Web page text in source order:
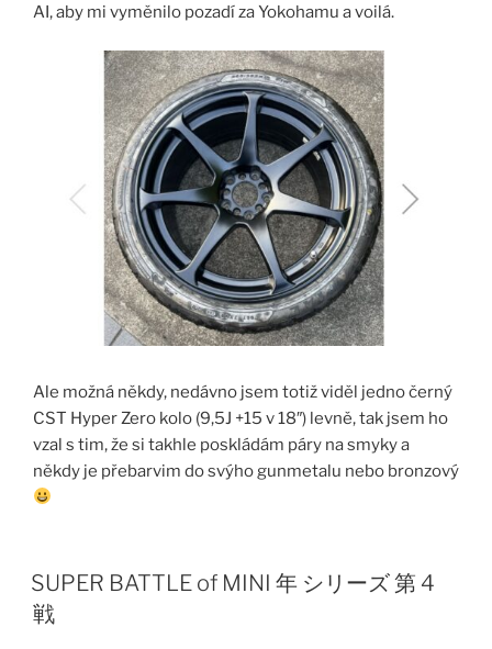
AI, aby mi vyměnilo pozadí za Yokohamu a voilá.
Ale možná někdy, nedávno jsem totiž viděl jedno černý
CST Hyper Zero kolo (9,5J +15 v 18″) levně, tak jsem ho
vzal s tim, že si takhle poskládám páry na smyky a
někdy je přebarvim do svýho gunmetalu nebo bronzový
SUPER BATTLE of MINI 年 シリーズ 第 4
戦